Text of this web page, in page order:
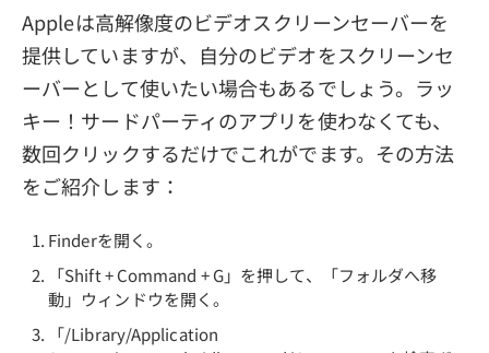
Appleは高解像度のビデオスクリーンセーバーを
提供していますが、自分のビデオをスクリーンセ
ーバーとして使いたい場合もあるでしょう。ラッ
キー！サードパーティのアプリを使わなくても、
数回クリックするだけでこれがでます。その方法
をご紹介します：
Finderを開く。
「Shift + Command + G」を押して、「フォルダへ移
動」ウィンドウを開く。
「/Library/Application